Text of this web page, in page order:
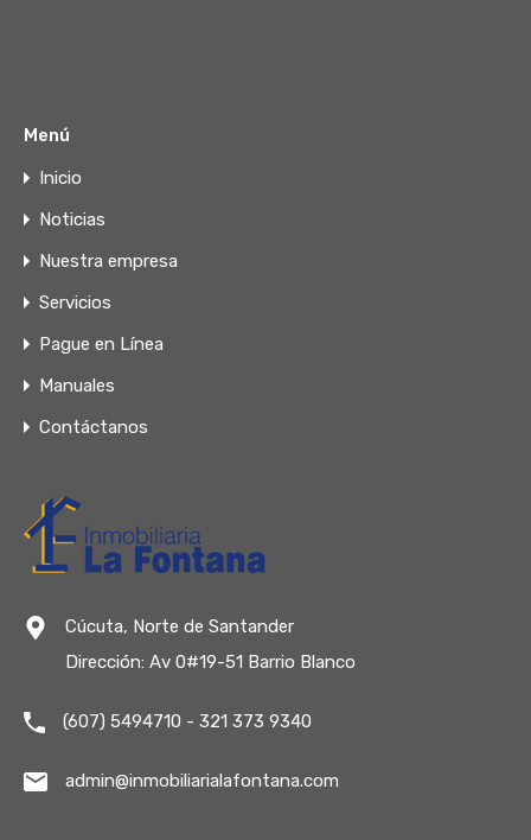
Menú
Inicio
Noticias
Nuestra empresa
Servicios
Pague en Línea
Manuales
Contáctanos
Cúcuta, Norte de Santander
Dirección: Av 0#19-51 Barrio Blanco
(607) 5494710 - 321 373 9340
admin@inmobiliarialafontana.com